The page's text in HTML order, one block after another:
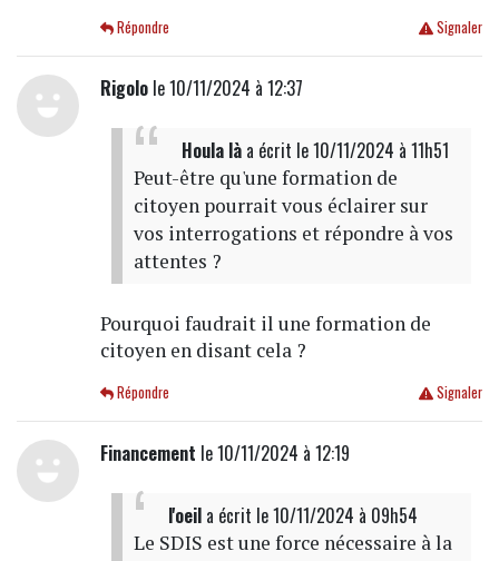
Signaler
Répondre
Rigolole 10/11/2024 à 12:37
Houla làa écrit le 10/11/2024 à 11h51
Peut-être qu'une formation de
citoyen pourrait vous éclairer sur
vos interrogations et répondre à vos
attentes ?
Pourquoi faudrait il une formation de
citoyen en disant cela ?
Signaler
Répondre
Financement le 10/11/2024 à 12:19
l'oeila écrit le 10/11/2024 à 09h54
Le SDIS est une force nécessaire à la